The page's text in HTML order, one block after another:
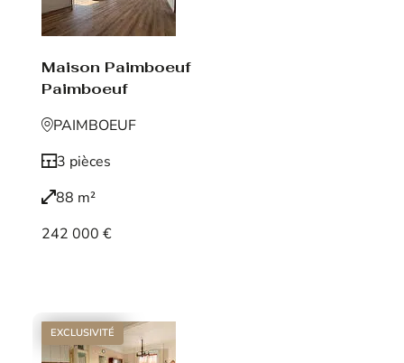
Maison Paimboeuf
Paimboeuf
PAIMBOEUF
3 pièces
88 m²
242 000 €
EXCLUSIVITÉ